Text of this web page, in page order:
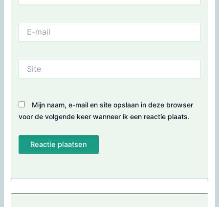
mail
Mijn naam, e-mail en site opslaan in deze browser
voor de volgende keer wanneer ik een reactie plaats.